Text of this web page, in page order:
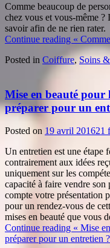
Comme beaucoup de
chez vous et vous-même ?
savoir afin de ne rien rater.
Continue reading «
Posted in Coiffure, Soins
Mise en beauté pour
préparer pour un
Posted on 19 avril 201621
Un entretien est une étape
contrairement aux idées
uniquement sur les
capacité à faire vendre
compte votre présentation
pour un rendez-vous de
mises en beauté que vous
Continue reading « Mise
préparer pour un entretien